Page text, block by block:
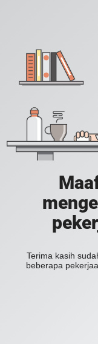
Terima kasih
beberapa